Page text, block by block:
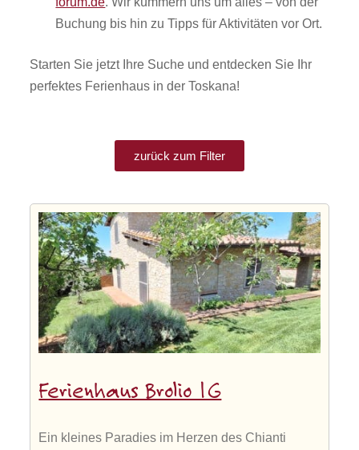
Buchung bis hin zu Tipps für Aktivitäten vor Ort.
Starten Sie jetzt Ihre Suche und entdecken Sie Ihr
perfektes Ferienhaus in der Toskana!
zurück zum Filter
Ferienhaus Brolio 1G
Ein kleines Paradies im Herzen des Chianti